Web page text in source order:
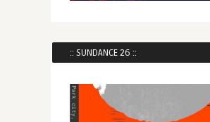
:: SUNDANCE 26 ::